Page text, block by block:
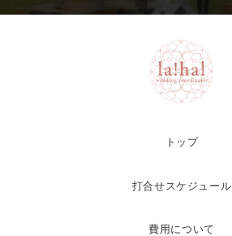
トップ
打合せスケジュール
費用について